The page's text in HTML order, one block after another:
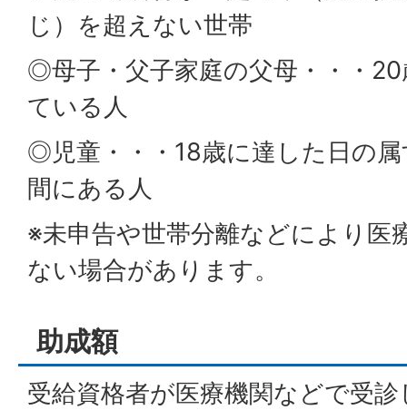
じ）を超えない世帯
◎母子・父子家庭の父母・・・
ている人
◎児童・・・18歳に達した日の
間にある人
※未申告や世帯分離などにより医
ない場合があります。
助成額
受給資格者が医療機関などで受